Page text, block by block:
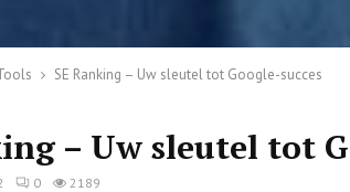
SE Ranking – Uw sleutel tot Google-succes
– Uw sleutel tot
0 2189